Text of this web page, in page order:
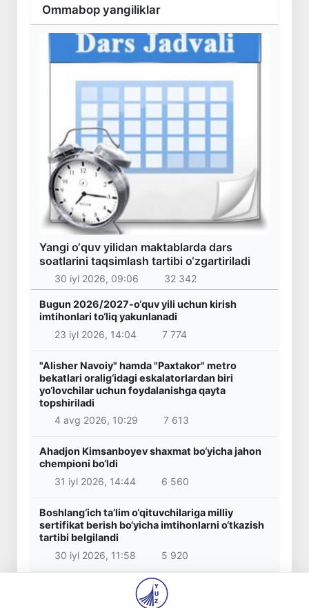
Ommabop yangiliklar
Yangi o‘quv yilidan maktablarda dars
soatlarini taqsimlash tartibi o‘zgartiriladi
30 iyl 2026, 09:06 32 342
Bugun 2026/2027-o‘quv yili uchun kirish
imtihonlari to‘liq yakunlanadi
23 iyl 2026, 14:04
7 774
"Alisher Navoiy" hamda "Paxtakor" metro
bekatlari oralig‘idagi eskalatorlardan biri
yo‘lovchilar uchun foydalanishga qayta
topshiriladi
4 avg 2026, 10:29
7 613
Ahadjon Kimsanboyev shaxmat bo‘yicha jahon
chempioni bo‘ldi
31 iyl 2026, 14:44
6 560
Boshlang‘ich ta’lim o‘qituvchilariga milliy
sertifikat berish bo‘yicha imtihonlarni o‘tkazish
tartibi belgilandi
30 iyl 2026, 11:58
5 920
O‘qishga kirolmagan yoki yo‘nalish tanlamagan
abituriyentlar vakant o‘rinlar uchun tanlovda